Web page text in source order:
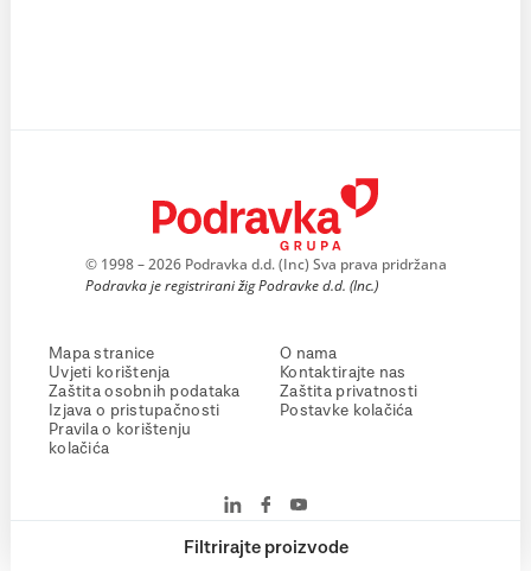
Filtrirajte proizvode
© 1998 – 2026 Podravka d.d. (Inc) Sva prava pridržana
Podravka je registrirani žig Podravke d.d. (Inc.)
Mapa stranice
Uvjeti korištenja
Zaštita osobnih podataka
Izjava o pristupačnosti
Pravila o korištenju
kolačića
O nama
Kontaktirajte nas
Zaštita privatnosti
Postavke kolačića